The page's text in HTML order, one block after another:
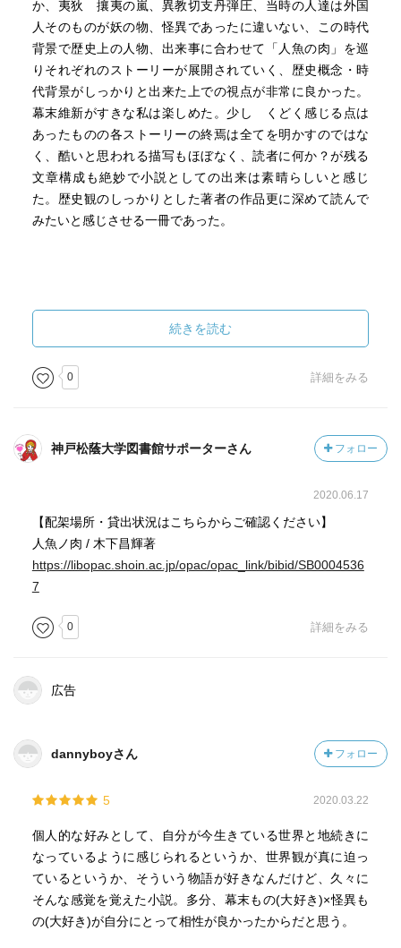
か、夷狄 攘夷の嵐、異教切支丹弾圧、当時の人達は外国
人そのものが妖の物、怪異であったに違いない、この時代
背景で歴史上の人物、出来事に合わせて「人魚の肉」を巡
りそれぞれのストーリーが展開されていく、歴史概念・時
代背景がしっかりと出来た上での視点が非常に良かった。
幕末維新がすきな私は楽しめた。少し くどく感じる点は
あったものの各ストーリーの終焉は全てを明かすのではな
く、酷いと思われる描写もほぼなく、読者に何か？が残る
文章構成も絶妙で小説としての出来は素晴らしいと感じ
た。歴史観のしっかりとした著者の作品更に深めて読んで
みたいと感じさせる一冊であった。
続きを読む
0 詳細をみる
神戸松蔭大学図書館サポーターさん フォロー
2020.06.17
【配架場所・貸出状況はこちらからご確認ください】
人魚ノ肉 / 木下昌輝著
https://libopac.shoin.ac.jp/opac/opac_link/bibid/SB0004536
7
0 詳細をみる
広告
dannyboyさん フォロー
5 2020.03.22
個人的な好みとして、自分が今生きている世界と地続きに
なっているように感じられるというか、世界観が真に迫っ
ているというか、そういう物語が好きなんだけど、久々に
そんな感覚を覚えた小説。多分、幕末もの(大好き)×怪異も
の(大好き)が自分にとって相性が良かったからだと思う。